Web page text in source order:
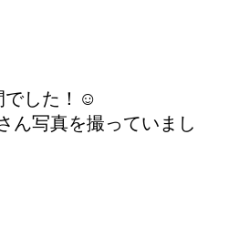
でした！☺
ん写真を撮っていまし